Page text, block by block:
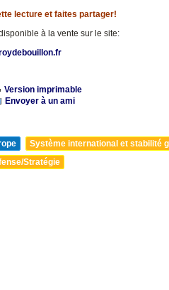
lecture et faites partager!
à la vente sur le site:
Version imprimable
Envoyer à un ami
Système international et stabilité
Stratégie